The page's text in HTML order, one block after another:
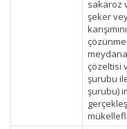
sakaroz
şeker
çözeltisi
şurubu
şurubu)